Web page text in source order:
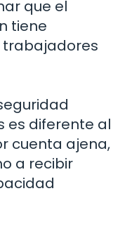
que el
tiene
trabajadores
es diferente al
cuenta ajena,
a recibir